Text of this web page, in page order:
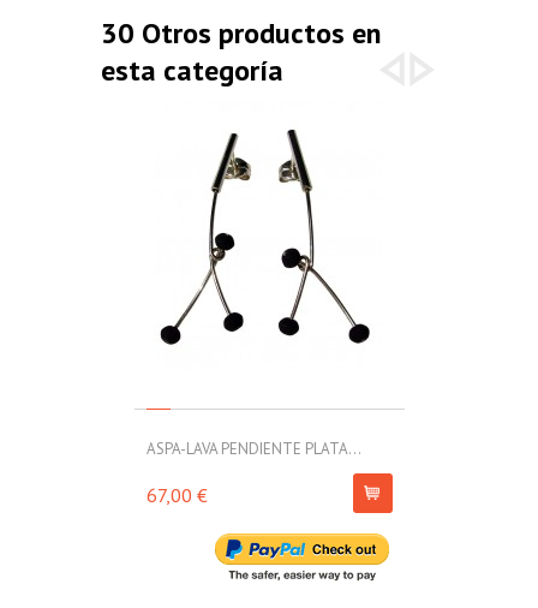
30 Otros productos en
esta categoría
ASPA-LAVA PENDIENTE PLATA...
67,00 €